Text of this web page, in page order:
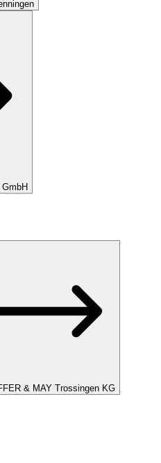
& MAY Trossingen KG